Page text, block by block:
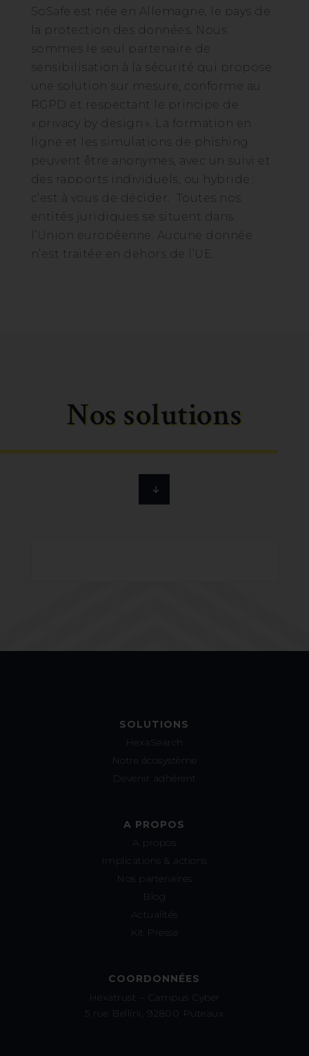
SoSafe est née en Allemagne, le pays de
la protection des données. Nous
sommes le seul partenaire de
sensibilisation à la sécurité qui propose
une solution sur mesure, conforme au
RGPD et respectant le principe de
« privacy by design ». La formation en
ligne et les simulations de phishing
peuvent être anonymes, avec un suivi et
des rapports individuels, ou hybride :
c’est à vous de décider. Toutes nos
entités juridiques se situent dans
l’Union européenne. Aucune donnée
n’est traitée en dehors de l’UE.
Nos solutions
SOLUTIONS
HexaSearch
Notre écosystème
Devenir adhérent
A PROPOS
A propos
Implications & actions
Nos partenaires
Blog
Actualités
Kit Presse
COORDONNÉES
Hexatrust – Campus Cyber
5 rue Bellini, 92800 Puteaux